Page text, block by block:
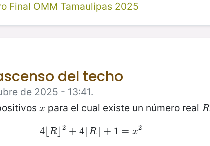
Final OMM Tamaulipas 2025
del techo
de 2025 - 13:41.
x
x para el cual existe un número realR
R
4 ⌊R 2 + 4⌈R⌉ + 1 = x2
4 R ⌋2 +4⌈R⌉ +1 = x2